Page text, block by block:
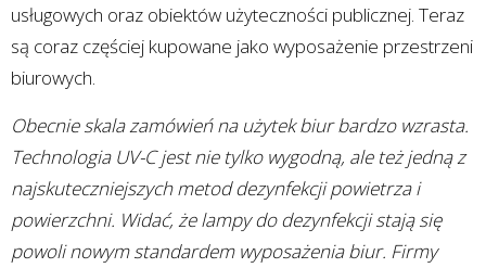
usługowych oraz obiektów użyteczności publicznej. Teraz
są coraz częściej kupowane jako wyposażenie przestrzeni
biurowych.
Obecnie skala zamówień na użytek biur bardzo wzrasta.
Technologia UV-C jest nie tylko wygodną, ale też jedną z
najskuteczniejszych metod dezynfekcji powietrza i
powierzchni. Widać, że lampy do dezynfekcji stają się
powoli nowym standardem wyposażenia biur. Firmy